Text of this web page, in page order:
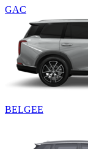
GAC
BELGEE